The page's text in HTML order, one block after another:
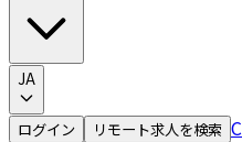
JA
ログイン リモート求人を検索